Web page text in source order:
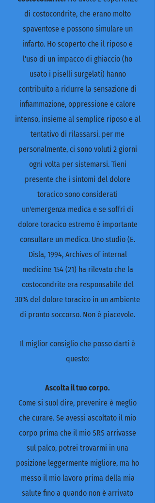
di costocondrite, che erano molto
spaventose e possono simulare un
infarto. Ho scoperto che il riposo e
l'uso di un impacco di ghiaccio (ho
usato i piselli surgelati) hanno
contribuito a ridurre la sensazione di
infiammazione, oppressione e calore
intenso, insieme al semplice riposo e al
tentativo di rilassarsi. per me
personalmente, ci sono voluti 2 giorni
ogni volta per sistemarsi. Tieni
presente che i sintomi del dolore
toracico sono considerati
un'emergenza medica e se soffri di
dolore toracico estremo è importante
consultare un medico. Uno studio (E.
Disla, 1994, Archives of internal
medicine 154 (21) ha rilevato che la
costocondrite era responsabile del
30% del dolore toracico in un ambiente
di pronto soccorso. Non è piacevole.
Il miglior consiglio che posso darti è
questo:
Ascolta il tuo corpo.
Come si suol dire, prevenire è meglio
che curare. Se avessi ascoltato il mio
corpo prima che il mio SRS arrivasse
sul palco, potrei trovarmi in una
posizione leggermente migliore, ma ho
messo il mio lavoro prima della mia
salute fino a quando non è arrivato